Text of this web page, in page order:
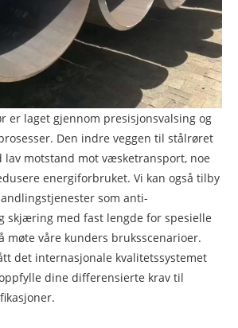
er laget gjennom presisjonsvalsing og
Den indre veggen til stålrøret
lav motstand mot væsketransport, noe
energiforbruket. Vi kan også tilby
som anti-
skjæring med fast lengde for spesielle
møte våre kunders bruksscenarioer.
det internasjonale kvalitetssystemet
dine differensierte krav til